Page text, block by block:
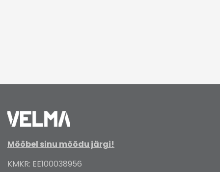
Mööbel sinu mõõdu järgi!
KMKR: EE100038956